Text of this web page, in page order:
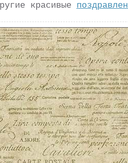
красивые